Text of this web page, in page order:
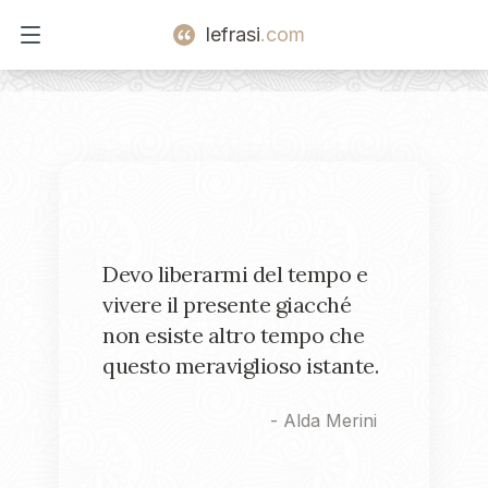
Open main menu
lefrasi.com
Devo liberarmi del tempo e
vivere il presente giacché
non esiste altro tempo che
questo meraviglioso istante.
- Alda Merini